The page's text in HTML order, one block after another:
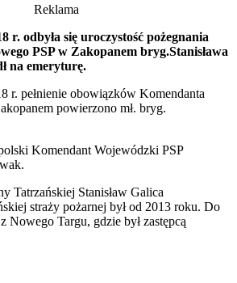
Reklama
r. odbyła się uroczystość pożegnania
PSP w Zakopanem bryg.Stanisława
na emeryturę.
r. pełnienie obowiązków Komendanta
powierzono mł. bryg.
Komendant Wojewódzki PSP
Tatrzańskiej Stanisław Galica
straży pożarnej był od 2013 roku. Do
Nowego Targu, gdzie był zastępcą